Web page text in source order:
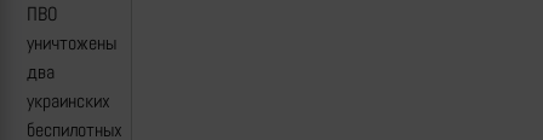
ПВО
уничтожены
два
украинских
беспилотных